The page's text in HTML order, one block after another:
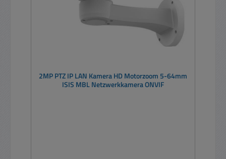
2MP PTZ IP LAN Kamera HD Motorzoom 5-64mm
ISIS MBL Netzwerkkamera ONVIF